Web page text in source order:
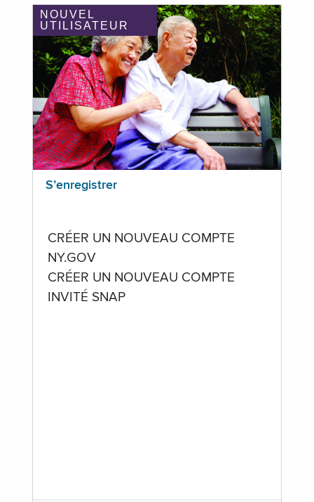
NOUVEL
UTILISATEUR
S’enregistrer
CRÉER UN NOUVEAU COMPTE
NY.GOV
CRÉER UN NOUVEAU COMPTE
INVITÉ SNAP